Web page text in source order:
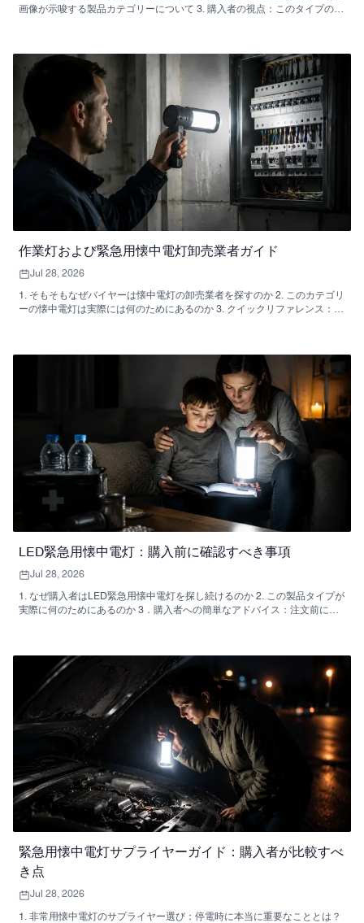
画像が示唆する製品カテゴリーについて 3. 購入者の視点：このタイプの懐
テゴリを開発または仕様化する際に考慮すべき事項 9. 注文前に尋ねるべき
実用的な購入者の質問 10. よくある質問 11. バイヤーと調達チームの次の
作業灯および緊急用懐中電灯卸売業者ガイド
Jul 28, 2026
1. そもそもなぜバイヤーは懐中電灯の卸売業者を探すのか 2. このカテゴリ
ーの懐中電灯は実際には何のためにあるのか 3. クイックリファレンス：大
がちなよくある間違い 8. 注文前にサプライヤーに尋ねるべきこと 9. 購入
者向けの実践的なアドバイス 10．卸売業者向けよくある質問 11. 調達チー
LED緊急用懐中電灯：購入前に確認すべき事項
Jul 28, 2026
1. なぜ購入者はLED緊急用懐中電灯を探し続けるのか 2. この製品タイプが
実際に何のためにあるのか 3．購入者への簡単なアドバイス：注文前に確
この製品が最適な用途 9. 購入者向けよくある質問 10. 購入者の次のステッ
緊急用懐中電灯サプライヤーガイド：購入者が比較すべ
き点
Jul 28, 2026
1. 非常用懐中電灯のサプライヤー選び：停電時に本当に重要なこととは？